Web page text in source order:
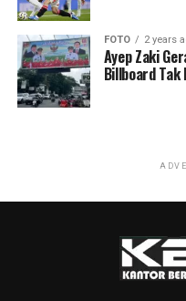
FOTO 2 years
Ayep Zaki
Billboard Tak